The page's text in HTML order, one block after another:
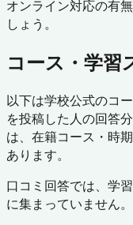
オンライン対応の有
しょう。
コース・学習
以下は学校公式のコ
を投稿した人の回答
は、在籍コース・時
あります。
口コミ回答では、学
に集まっていません。